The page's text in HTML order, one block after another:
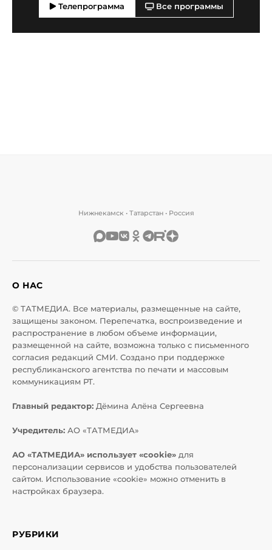
Телепрограмма Все программы
Нижнекамск • Татарстан • Россия
О НАС
© ТАТМЕДИА. Все материалы, размещенные на сайте,
защищены законом. Перепечатка, воспроизведение и
распространение в любом объеме информации,
размещенной на сайте, возможна только с письменного
согласия редакций СМИ. Создано при поддержке
республиканского агентства по печати и массовым
коммуникациям РТ.
Главный редактор: Дёмина Алёна Сергеевна
Учредитель: АО «ТАТМЕДИА»
АО «ТАТМЕДИА» использует «cookie» для
персонализации сервисов и удобства пользователей
сайтом. Использование «cookie» можно отменить в
настройках браузера.
РУБРИКИ